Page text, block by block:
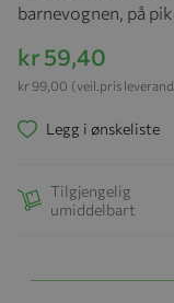
barnevognen, på
kr 59,40
(veil.pris
kr 99,00
Legg i ønskeliste
Tilgjengelig
umiddelbart